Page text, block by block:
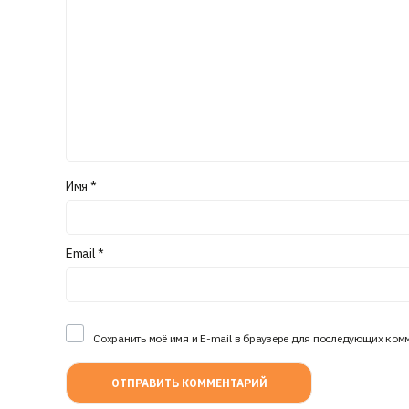
Имя *
Email*
Сохранить моё имя и E-mail в браузере для последующих